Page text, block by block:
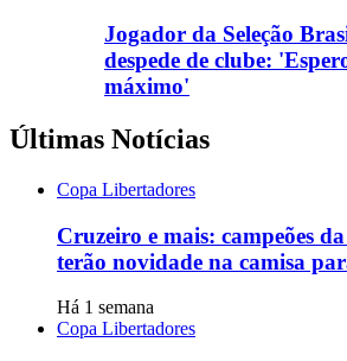
Jogador da Seleção
despede de clube:
máximo'
Últimas Notícias
Copa Libertadores
Cruzeiro e mais: campeões
terão novidade na camisa
Há 1 semana
Copa Libertadores